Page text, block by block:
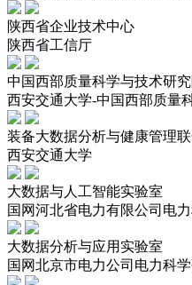
陕西省企业技术中心
陕西省工信厅
中国西部质量科学与技术研
西安交通大学-中国西部质量
装备大数据分析与健康管理
西安交通大学
大数据与人工智能实验室
国网河北省电力有限公司电
大数据分析与应用实验室
国网北京市电力公司电力科